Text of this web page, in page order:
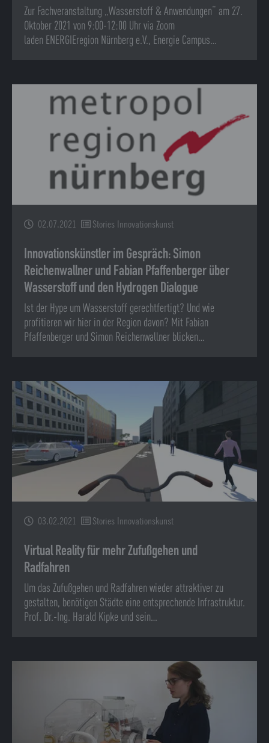
Zur Fachveranstaltung „Wasserstoff & Anwendungen“ am 27.
Oktober 2021 von 9:00-12:00 Uhr via Zoom
laden ENERGIEregion Nürnberg e.V., Energie Campus…
02.07.2021 Stories Innovationskunst
Innovationskünstler im Gespräch: Simon
Reichenwallner und Fabian Pfaffenberger über
Wasserstoff und den Hydrogen Dialogue
Ist der Hype um Wasserstoff gerechtfertigt? Und wie
profitieren wir hier in der Region davon? Mit Fabian
Pfaffenberger und Simon Reichenwallner blicken…
03.02.2021 Stories Innovationskunst
Virtual Reality für mehr Zufußgehen und
Radfahren
Um das Zufußgehen und Radfahren wieder attraktiver zu
gestalten, benötigen Städte eine entsprechende Infrastruktur.
Prof. Dr.-Ing. Harald Kipke und sein…